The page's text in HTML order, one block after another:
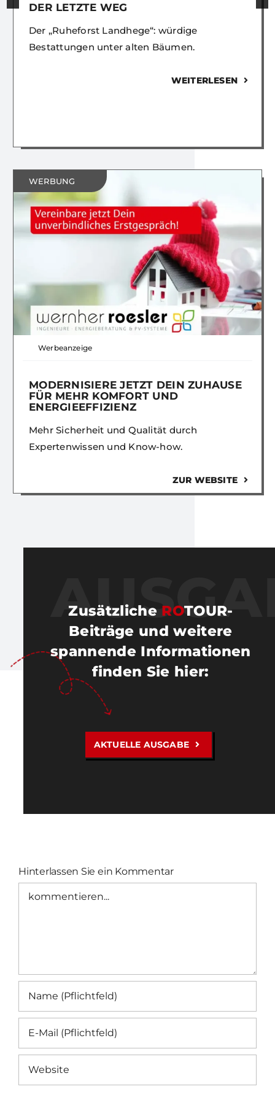
DER LETZTE WEG
Der „Ruheforst Landhege“: würdige
Bestattungen unter alten Bäumen.
WEITERLESEN
WERBUNG
Werbeanzeige
MODERNISIERE JETZT DEIN ZUHAUSE
FÜR MEHR KOMFORT UND
ENERGIEEFFIZIENZ
Mehr Sicherheit und Qualität durch
Expertenwissen und Know-how.
ZUR WEBSITE
Zusätzliche ROTOUR-
Beiträge und weitere
spannende Informationen
finden Sie hier:
AKTUELLE AUSGABE
Hinterlassen Sie ein Kommentar
Kommentar